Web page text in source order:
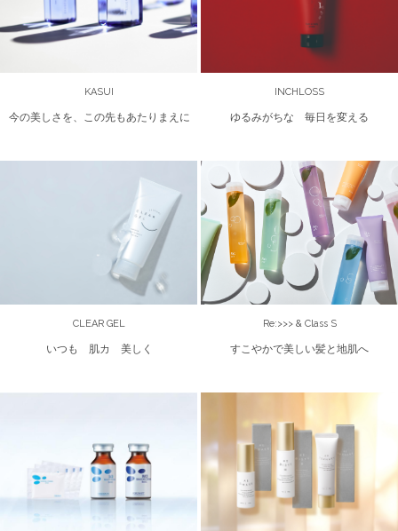
KASUI
今の美しさを、この先もあたりまえに
INCHLOSS
ゆるみがちな 毎日を変える
CLEAR GEL
いつも 肌カ 美しく
Re:>>> & Class S
すこやかで美しい髪と地肌へ